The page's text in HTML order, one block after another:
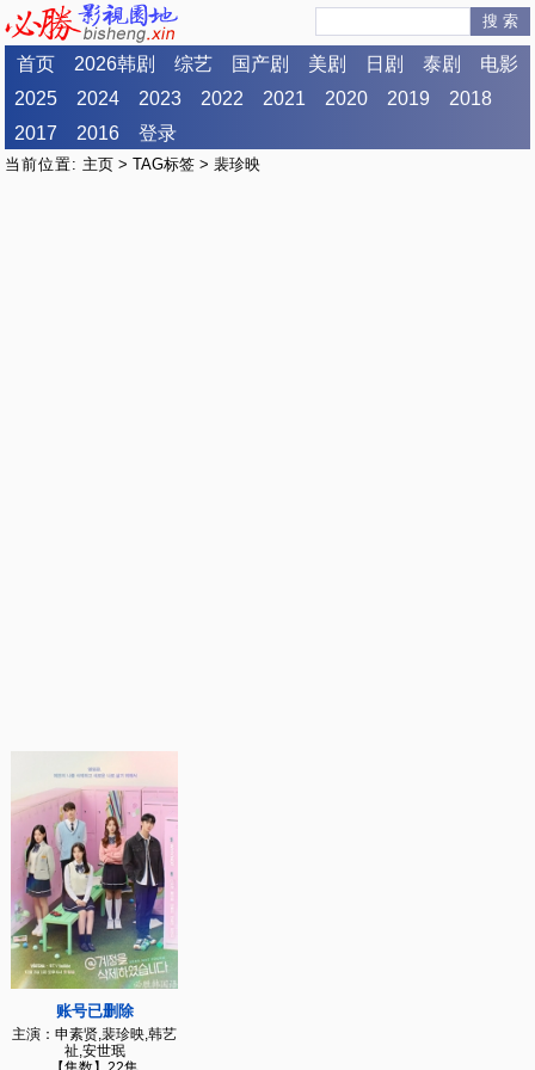
搜 索
首页 2026韩剧 综艺 国产剧 美剧 日剧 泰剧
电影
2025
2024 2023 2022 2021 2020 2019
2018
2017
2016 登录
当前位置: 主页 >TAG标签 > 裴珍映
账号已删除
主演：申素贤,裴珍映,韩艺
祉,安世珉